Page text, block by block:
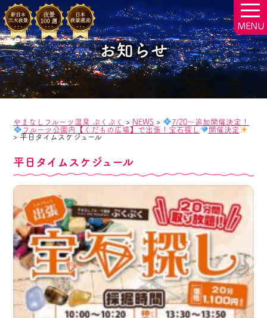
お知らせ
やまなしフルーツ温泉 ぷくぷく > NEWS >
7/20～追加開催決定！
フルーツ公園内【くだもの広場】で出張！宝石探し
開催決定
> 平日タイムスケジュール
平日タイムスケジュール